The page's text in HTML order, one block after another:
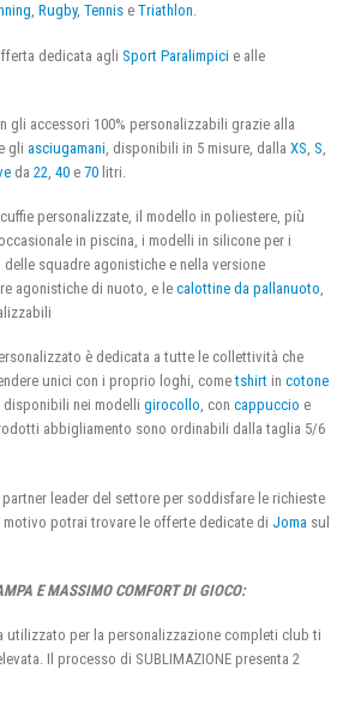
, Rugby, Tennis e Triathlon.
dedicata agli Sport Paralimpici e alle
gli accessori 100% personalizzabili grazie alla
gli asciugamani , disponibili in 5 misure, dalla XS S
da 22 40 e 70 litri.
personalizzate, il modello in poliestere, più
in piscina, i modelli in silicone per i
squadre agonistiche e nella versione
agonistiche di nuoto, e le calottine da pallanuoto,
è dedicata a tutte le collettività che
unici con i proprio loghi, cometshirt in cotone
disponibili nei modelli girocollo, con cappuccio e
abbigliamento sono ordinabili dalla taglia 5/6
leader del settore per soddisfare le richieste
potrai trovare le offerte dedicate di Joma sul
E MASSIMO COMFORT DI GIOCO:
utilizzato per la personalizzazione completi club ti
Il processo di SUBLIMAZIONE presenta 2